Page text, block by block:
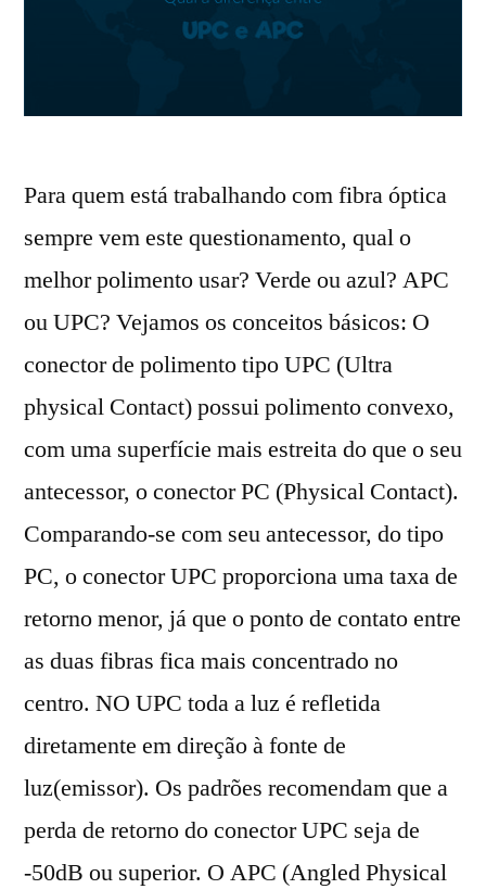
Para quem está trabalhando com fibra óptica
sempre vem este questionamento, qual o
melhor polimento usar? Verde ou azul? APC
ou UPC? Vejamos os conceitos básicos: O
conector de polimento tipo UPC (Ultra
physical Contact) possui polimento convexo,
com uma superfície mais estreita do que o seu
antecessor, o conector PC (Physical Contact).
Comparando-se com seu antecessor, do tipo
PC, o conector UPC proporciona uma taxa de
retorno menor, já que o ponto de contato entre
as duas fibras fica mais concentrado no
centro. NO UPC toda a luz é refletida
diretamente em direção à fonte de
luz(emissor). Os padrões recomendam que a
perda de retorno do conector UPC seja de
-50dB ou superior. O APC (Angled Physical